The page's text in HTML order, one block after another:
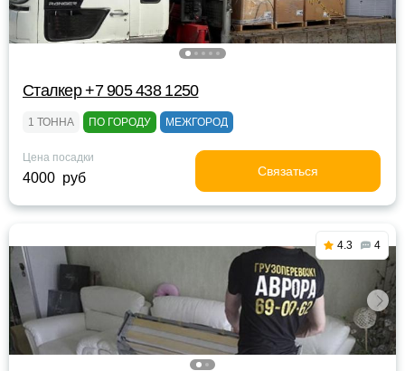
Сталкер +7 905 438 1250
1 ТОННА ПО ГОРОДУ МЕЖГОРОД
Цена посадки
4000 руб Связаться
4.3 4